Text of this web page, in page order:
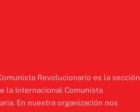
Revolucionario es la sección
la Internacional Comunista
En nuestra organización nos